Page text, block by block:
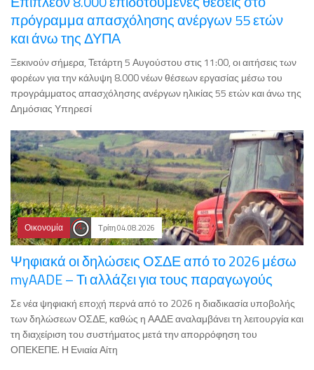
πρόγραμμα απασχόλησης ανέργων 55 ετών
και άνω της ΔΥΠΑ
Ξεκινούν σήμερα, Τετάρτη 5 Αυγούστου στις 11:00, οι αιτήσεις των
φορέων για την κάλυψη 8.000 νέων θέσεων εργασίας μέσω του
προγράμματος απασχόλησης ανέργων ηλικίας 55 ετών και άνω της
Δημόσιας Υπηρεσί
Οικονομία Τρίτη 04.08.2026
Ψηφιακά οι δηλώσεις ΟΣΔΕ από το 2026 μέσω
myAADE – Τι αλλάζει για τους παραγωγούς
Σε νέα ψηφιακή εποχή περνά από το 2026 η διαδικασία υποβολής
των δηλώσεων ΟΣΔΕ, καθώς η ΑΑΔΕ αναλαμβάνει τη λειτουργία και
τη διαχείριση του συστήματος μετά την απορρόφηση του
ΟΠΕΚΕΠΕ. Η Ενιαία Αίτη